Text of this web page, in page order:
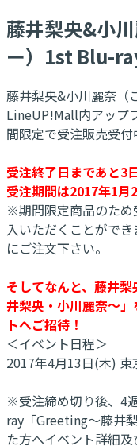
藤井梨央&小
ー）1st Blu-
藤井梨央&小川麗奈（
LineUP!Mall内アップ
間限定で受注販売受付
受注終了日まであと3
受注期間は2017年1月
※期間限定商品のため
入いただくことがで
にご注文下さい。
そしてなんと、藤井
井梨央・小川麗奈～
トへご招待！
＜イベント日程＞
2017年4月13日(木) 東
※受注締め切り後、4
ray「Greeting～藤井
た方へイベント詳細